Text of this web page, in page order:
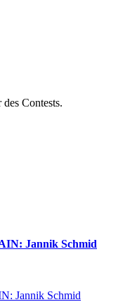
Contests.
Jannik Schmid
Jannik Schmid